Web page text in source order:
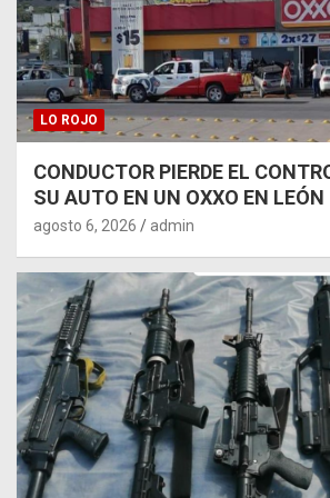
LO ROJO
CONDUCTOR PIERDE EL
SU AUTO EN UN OXXO EN LEÓN
agosto 6, 2026 admin